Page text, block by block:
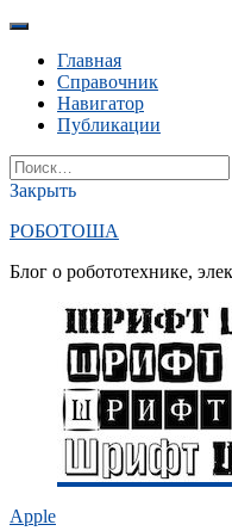
Перейти
содержанию
Главная
Справочник
Навигатор
Публикации
YouTube
Вконтакте
RSS
Поиск
Найти:
Закрыть
РОБОТОША
Блог о робототехнике,
Apple